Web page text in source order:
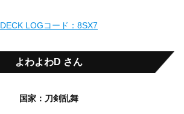
DECK LOGコード：8SX7
よわよわD さん
国家：刀剣乱舞